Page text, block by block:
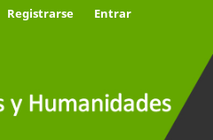
Registrarse Entrar